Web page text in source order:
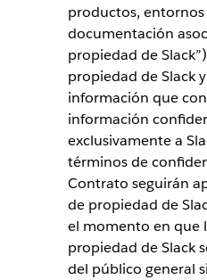
productos,
documentación
propiedad de
propiedad de Slack
información que
información
exclusivamente a
términos de
Contrato seguirán
de propiedad de
el momento en que
propiedad de Slack
del público general